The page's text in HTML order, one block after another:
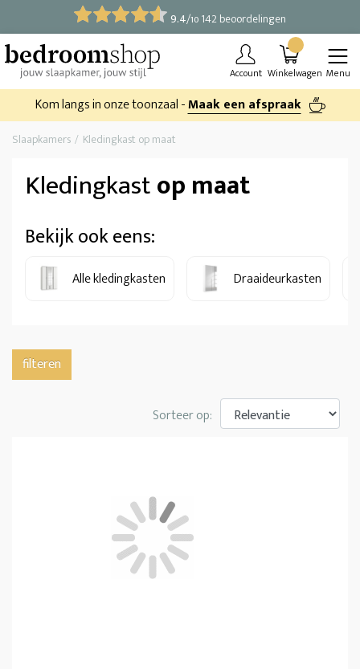
9.4/10 142 beoordelingen
Account Winkelwagen Menu
Kom langs in onze toonzaal -Maak een afspraak
Slaapkamers Kledingkast op maat
Kledingkastop maat
Bekijk ook eens:
Alle kledingkasten Draaideurkasten
filteren
Sorteer op: